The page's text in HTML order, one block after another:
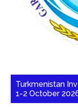
Turkmenistan
1-2 October